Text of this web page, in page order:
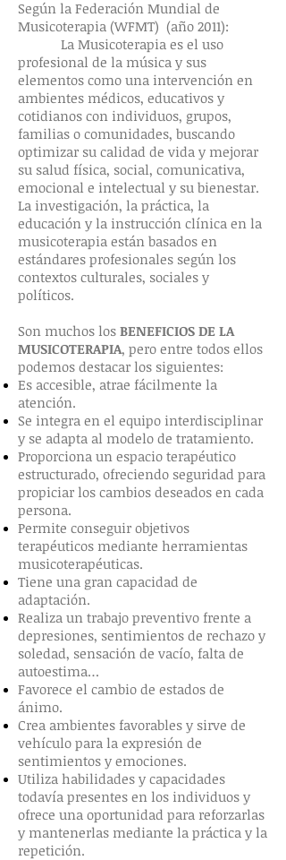
Según la Federación Mundial de
Musicoterapia (WFMT) (año 2011):
La Musicoterapia es el uso
profesional de la música y sus
elementos como una intervención en
ambientes médicos, educativos y
cotidianos con individuos, grupos,
familias o comunidades, buscando
optimizar su calidad de vida y mejorar
su salud física, social, comunicativa,
emocional e intelectual y su bienestar.
La investigación, la práctica, la
educación y la instrucción clínica en la
musicoterapia están basados en
estándares profesionales según los
contextos culturales, sociales y
políticos.
Son muchos los BENEFICIOS DE LA
MUSICOTERAPIA, pero entre todos ellos
podemos destacar los siguientes:
Es accesible, atrae fácilmente la
atención.
Se integra en el equipo interdisciplinar
y se adapta al modelo de tratamiento.
Proporciona un espacio terapéutico
estructurado, ofreciendo seguridad para
propiciar los cambios deseados en cada
persona.
Permite conseguir objetivos
terapéuticos mediante herramientas
musicoterapéuticas.
Tiene una gran capacidad de
adaptación.
Realiza un trabajo preventivo frente a
depresiones, sentimientos de rechazo y
soledad, sensación de vacío, falta de
autoestima…
Favorece el cambio de estados de
ánimo.
Crea ambientes favorables y sirve de
vehículo para la expresión de
sentimientos y emociones.
Utiliza habilidades y capacidades
todavía presentes en los individuos y
ofrece una oportunidad para reforzarlas
y mantenerlas mediante la práctica y la
repetición.